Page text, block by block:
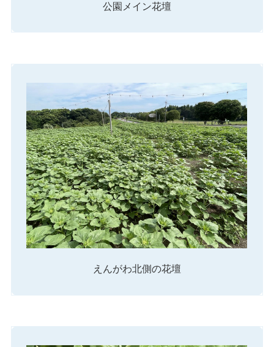
公園メイン花壇
えんがわ北側の花壇